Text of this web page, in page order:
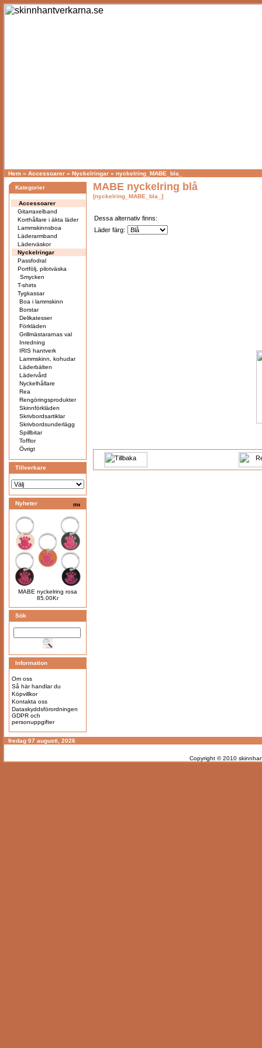
Hem » Accessoarer » Nyckelringar » nyckelring_MABE_bla_
Kategorier
Accessoarer
Gitarraxelband
Korthållare i äkta läder
Lammskinnsboa
Läderarmband
Läderväskor
Nyckelringar
Passfodral
Portfölj, pilotväska
Smycken
T-shirts
Tygkassar
Boa i lammskinn
Borstar
Delikatesser
Förkläden
Grillmästararnas val
Inredning
IRIS hantverk
Lammskinn, kohudar
Läderbälten
Lädervård
Nyckelhållare
Rea
Rengöringsprodukter
Skinnförkläden
Skrivbordsartiklar
Skrivbordsunderlägg
Spillbitar
Tofflor
Övrigt
Tillverkare
Nyheter
MABE nyckelring rosa
85.00Kr
Sök
Information
Om oss
Så här handlar du
Köpvillkor
Kontakta oss
Dataskyddsförordningen
GDPR och
personuppgifter
MABE nyckelring blå
[nyckelring_MABE_bla_]
Dessa alternativ finns:
Läder färg:
fredag 07 augusti, 2026
Copyright © 2010